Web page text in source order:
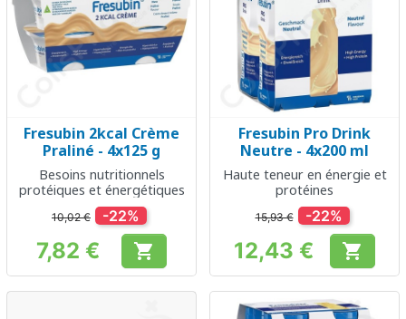
Fresubin 2kcal Crème
Praliné - 4x125 g
Besoins nutritionnels
protéiques et énergétiques
10,02 € -22%
Prix
7,82 € 
Fresubin Pro Drink
Neutre - 4x200 ml
Haute teneur en énergie et
protéines
15,93 € -22%
Prix
12,43 € 